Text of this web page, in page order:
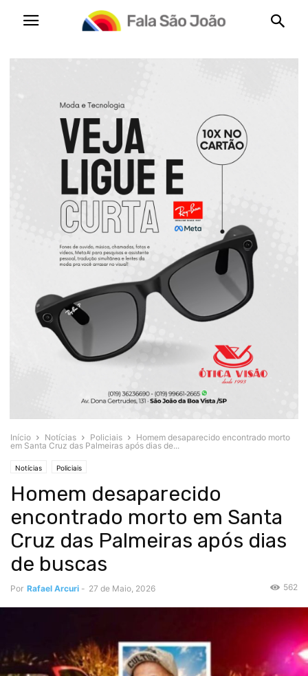
Início Notícias Policiais
Homem desaparecido encontrado morto
em Santa Cruz das Palmeiras após dias de...
Notícias Policiais
Homem desaparecido
encontrado morto em Santa
Cruz das Palmeiras após dias
de buscas
Por Rafael Arcuri - 27 de Maio, 2026 562